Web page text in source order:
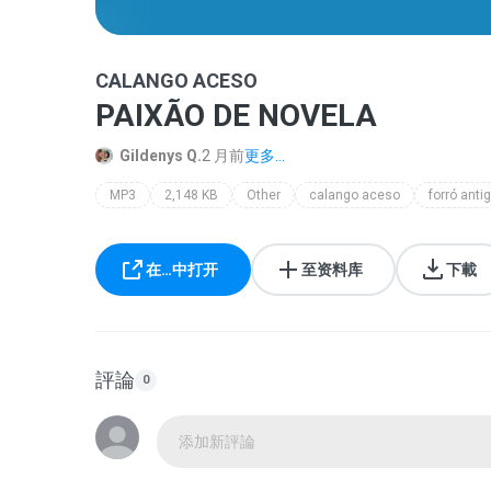
CALANGO ACESO
PAIXÃO DE NOVELA
Gildenys Q.2 月前更多...
MP3 2,148 KB Other calango aceso forró
在…中打开 至资料库 下載
評論 0
添加新評論